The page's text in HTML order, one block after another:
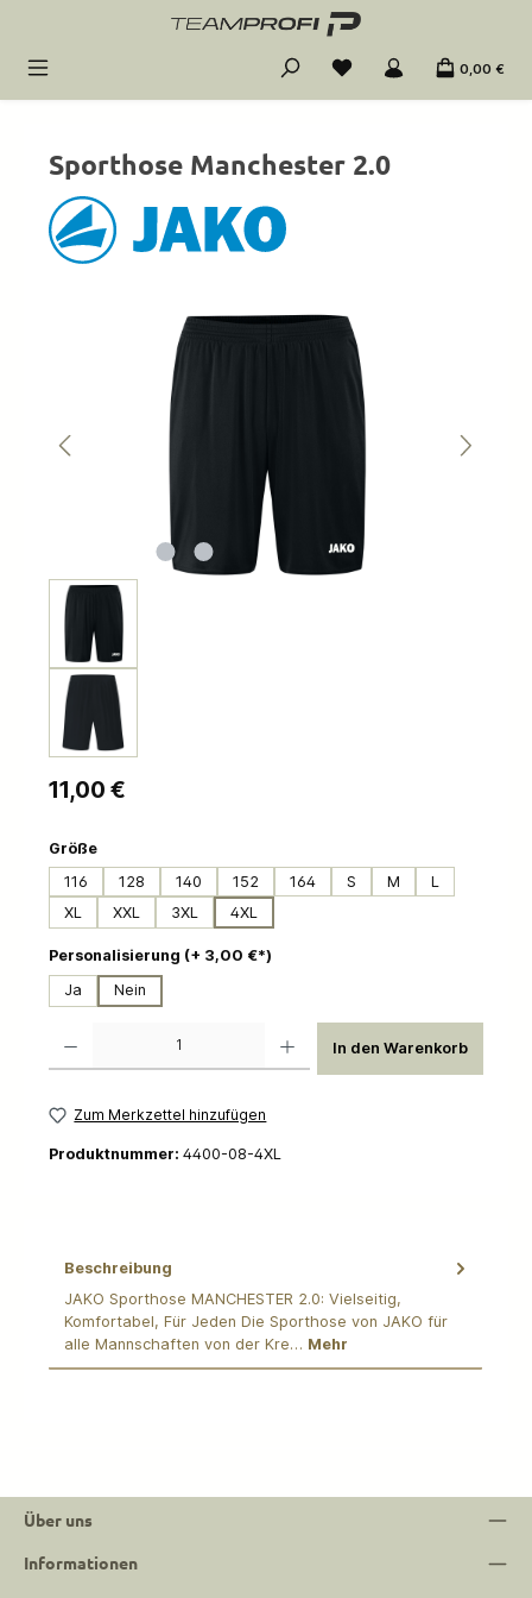
Zum Hauptinhalt springen
0,00 €
Sporthose Manchester 2.0
Bildergalerie überspringen
Regulärer Preis:
11,00 €
Größeauswählen
116
128 140 152 164 S M
L
XL
XXL 3XL 4XL
Personalisierung (+ 3,00 €*)
Ja
Nein
In den Warenkorb
Zum Merkzettel hinzufügen
Produktnummer: 4400-08-4XL
Beschreibung
JAKO Sporthose MANCHESTER 2.0: Vielseitig,
Komfortabel, Für Jeden Die Sporthose von JAKO für
alle Mannschaften von der Kre… Mehr
Über uns
Informationen